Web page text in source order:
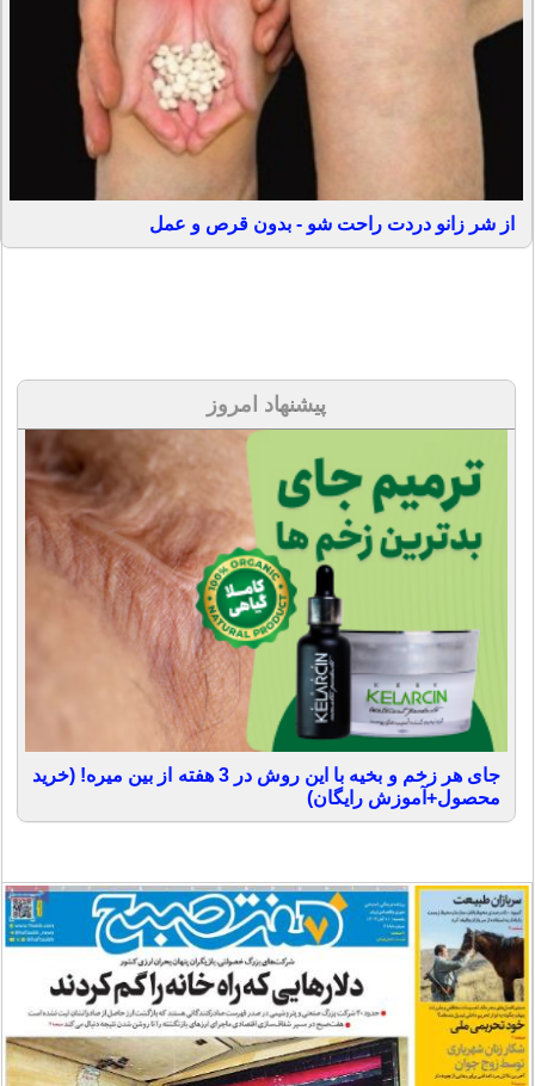
از شر زانو دردت راحت شو - بدون قرص و عمل
پیشنهاد امروز
جای هر زخم و بخیه با این روش در 3 هفته از بین میره! (خرید
محصول+آموزش رایگان)